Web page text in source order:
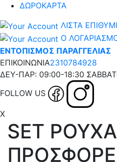
ΔΩΡΟΚΑΡΤΑ
ΛΙΣΤΑ
Ο
ΕΝΤΟΠΙΣΜΟΣ ΠΑΡΑΓΓΕΛΙΑΣ
ΕΠΙΚΟΙΝΩΝΙΑ2310784928
ΔΕΥ-ΠΑΡ: 09:00-18:30
FOLLOW US
X
SET ΡΟΥΧΑ